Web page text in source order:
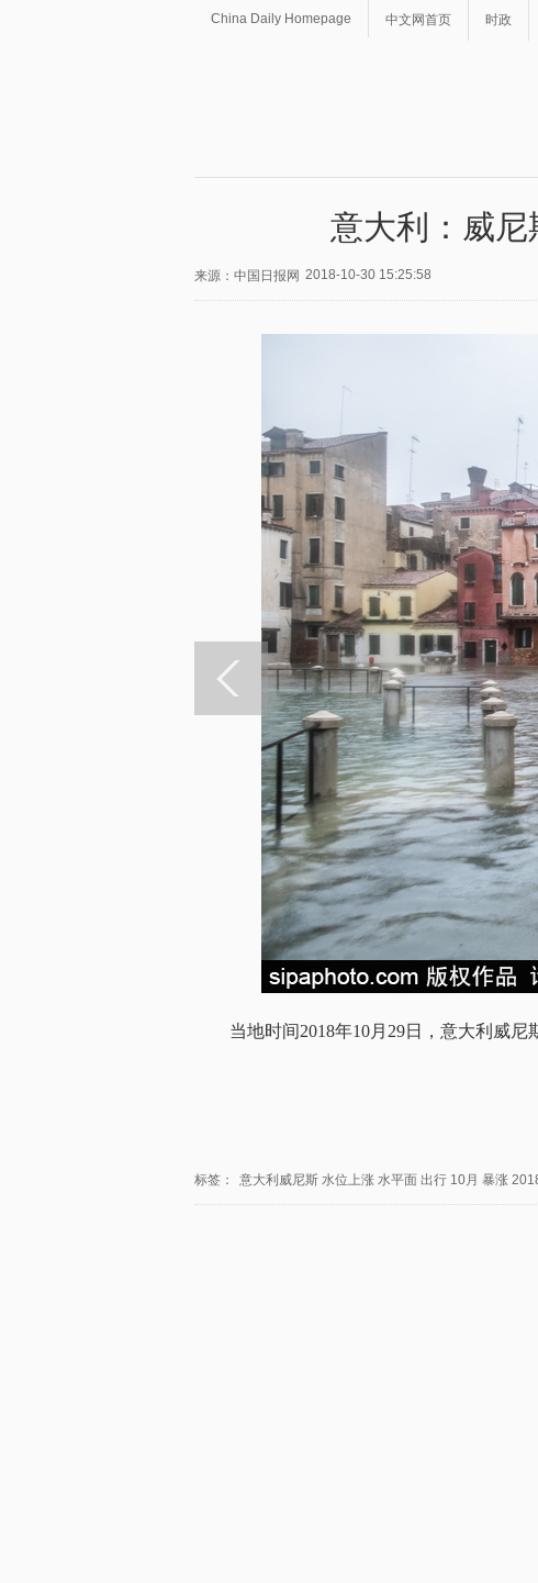
China Daily Homepage 中文网首页 时政
意大利：威尼
来源：中国日报网 2018-10-30 15:25:58
当地时间2018年10月29日，意大利威
标签： 意大利威尼斯 水位上涨 水平面 出行 10月 暴涨